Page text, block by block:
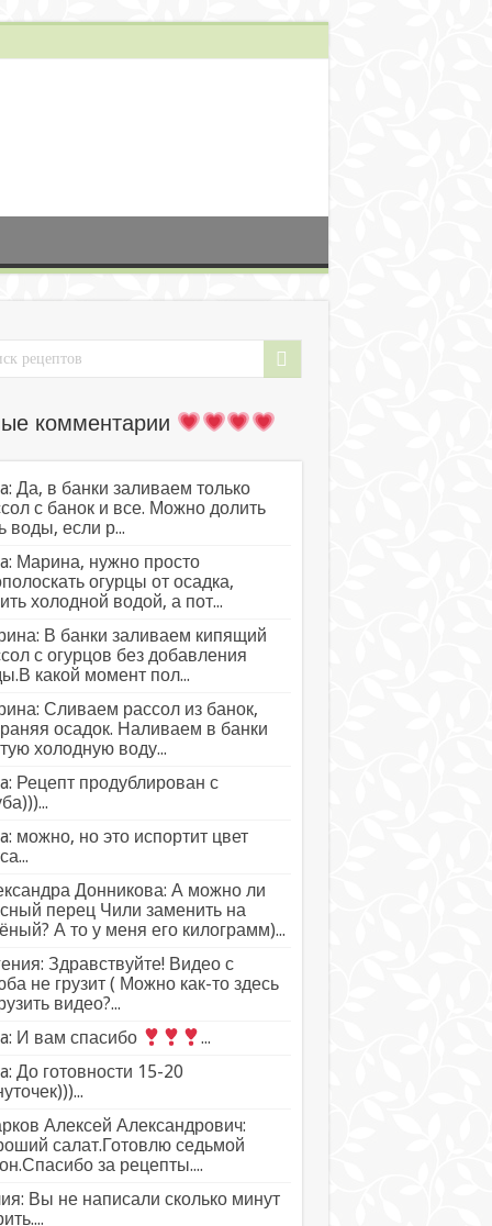
комментарии
Да, в банки заливаем только
с банок и все. Можно долить
воды, если р...
Марина, нужно просто
огурцы от осадка,
холодной водой, а пот...
В банки заливаем кипящий
с огурцов без добавления
какой момент пол...
Сливаем рассол из банок,
осадок. Наливаем в банки
холодную воду...
Рецепт продублирован с
можно, но это испортит цвет
Донникова: А можно ли
перец Чили заменить на
А то у меня его килограмм)...
Здравствуйте! Видео с
не грузит ( Можно как-то здесь
видео?...
И вам спасибо
...
До готовности 15-20
Алексей Александрович:
салат.Готовлю седьмой
за рецепты....
Вы не написали сколько минут